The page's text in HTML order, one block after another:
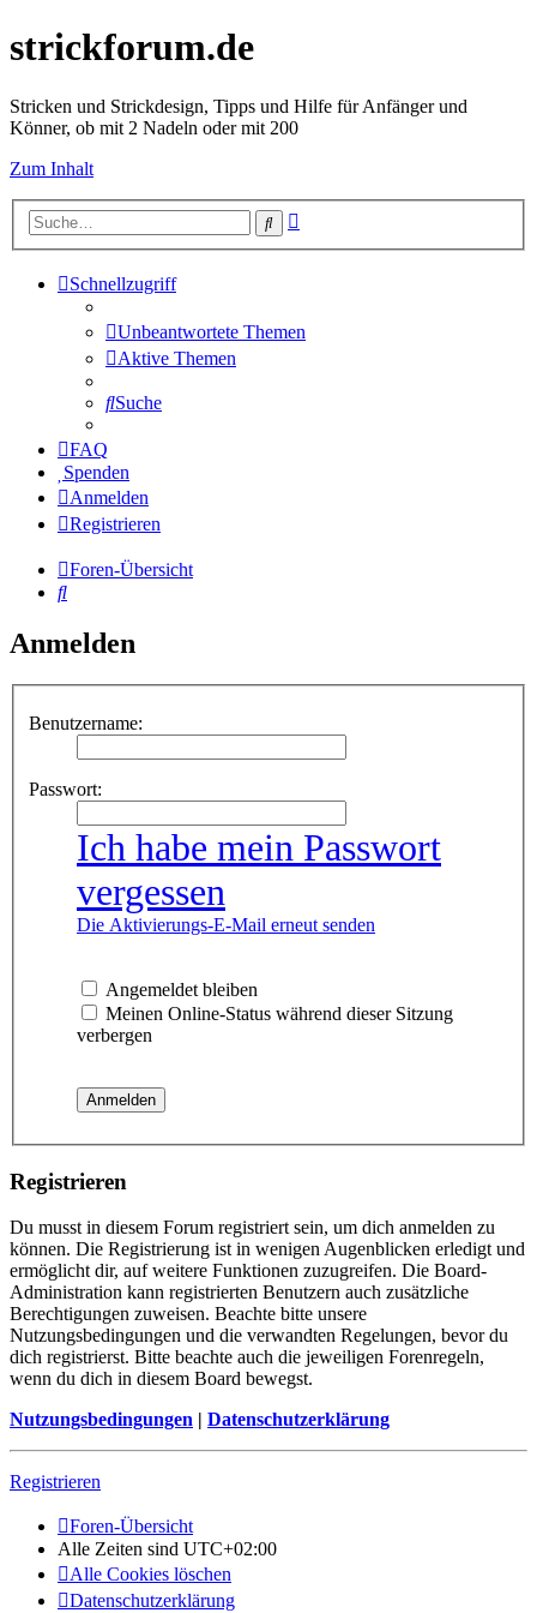
strickforum.de
Stricken und Strickdesign, Tipps und Hilfe für Anfänger und
Könner, ob mit 2 Nadeln oder mit 200
Zum Inhalt
Suche
Schnellzugriff
Unbeantwortete Themen
Aktive Themen
Suche
FAQ
Spenden
Anmelden
Registrieren
Foren-Übersicht
Suche
Anmelden
Benutzername:
Passwort:
Ich habe mein Passwort
vergessen
Die Aktivierungs-E-Mail erneut senden
Angemeldet bleiben
Meinen Online-Status während dieser Sitzung
verbergen
Registrieren
Du musst in diesem Forum registriert sein, um dich anmelden zu
können. Die Registrierung ist in wenigen Augenblicken erledigt und
ermöglicht dir, auf weitere Funktionen zuzugreifen. Die Board-
Administration kann registrierten Benutzern auch zusätzliche
Berechtigungen zuweisen. Beachte bitte unsere
Nutzungsbedingungen und die verwandten Regelungen, bevor du
dich registrierst. Bitte beachte auch die jeweiligen Forenregeln,
wenn du dich in diesem Board bewegst.
Nutzungsbedingungen | Datenschutzerklärung
Registrieren
Foren-Übersicht
Alle Zeiten sind UTC+02:00
Alle Cookies löschen
Datenschutzerklärung